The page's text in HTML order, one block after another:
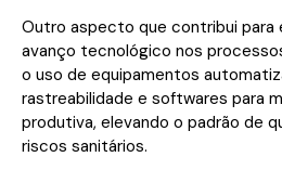
Outro aspecto que contribui para
avanço tecnológico nos
o uso de equipamentos
rastreabilidade e softwares para
produtiva, elevando o padrão de
riscos sanitários.